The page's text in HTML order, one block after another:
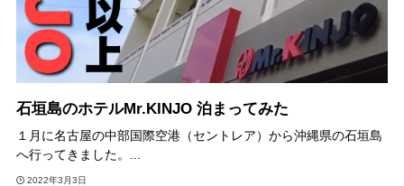
石垣島のホテルMr.KINJO 泊まってみた
１月に名古屋の中部国際空港（セントレア）から沖縄県の石垣島
へ行ってきました。...
2022年3月3日